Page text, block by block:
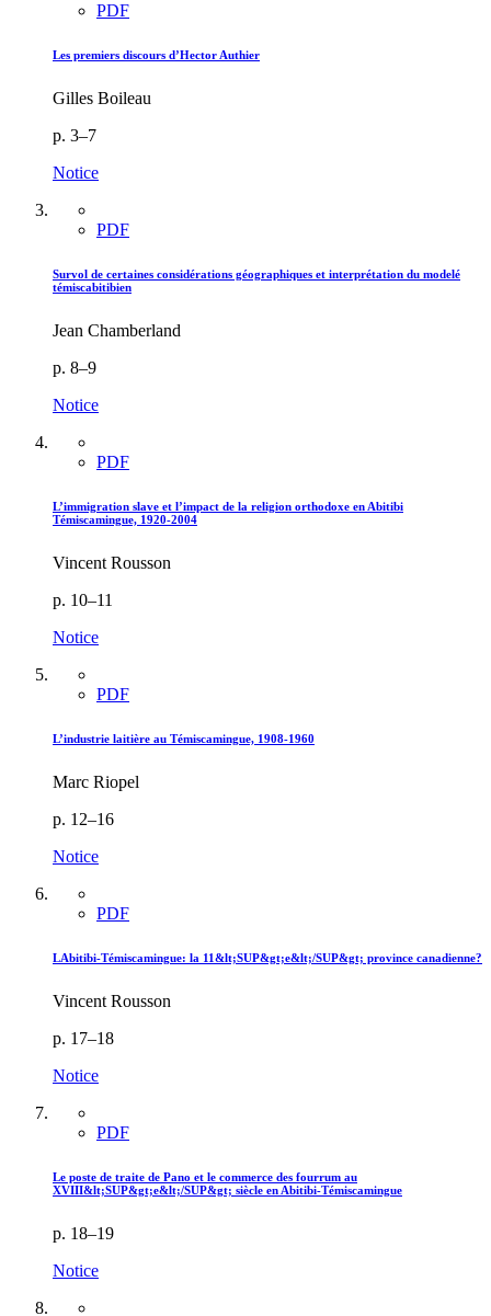
PDF
Les premiers discours d’Hector Authier
Gilles Boileau
p. 3–7
Notice
PDF
Survol de certaines considérations géographiques et interprétation du modelé
témiscabitibien
Jean Chamberland
p. 8–9
Notice
PDF
L’immigration slave et l’impact de la religion orthodoxe en Abitibi
Témiscamingue, 1920-2004
Vincent Rousson
p. 10–11
Notice
PDF
L’industrie laitière au Témiscamingue, 1908-1960
Marc Riopel
p. 12–16
Notice
PDF
LAbitibi-Témiscamingue: la 11&lt;SUP&gt;e&lt;/SUP&gt; province canadienne?
Vincent Rousson
p. 17–18
Notice
PDF
Le poste de traite de Pano et le commerce des fourrum au
XVIII&lt;SUP&gt;e&lt;/SUP&gt; siècle en Abitibi-Témiscamingue
p. 18–19
Notice